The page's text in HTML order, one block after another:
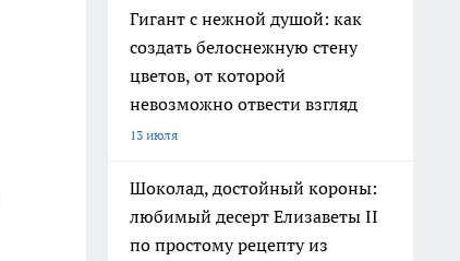
Гигант с нежной душой: как
создать белоснежную стену
цветов, от которой
невозможно отвести взгляд
13 июля
Шоколад, достойный короны:
любимый десерт Елизаветы II
по простому рецепту из